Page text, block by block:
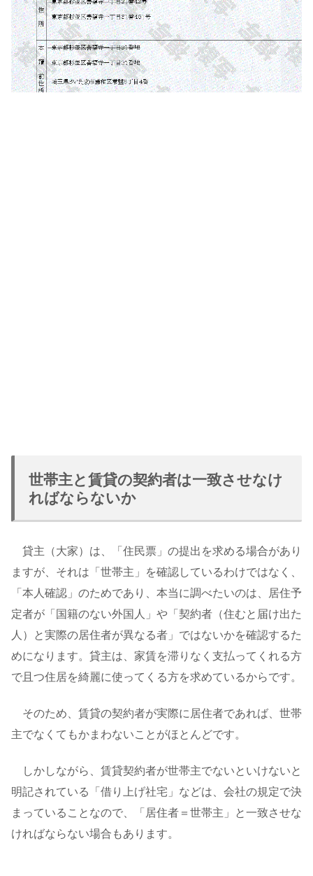
世帯主と賃貸の契約者は一致させなけ
ればならないか
貸主（大家）は、「住民票」の提出を求める場合があり
ますが、それは「世帯主」を確認しているわけではなく、
「本人確認」のためであり、本当に調べたいのは、居住予
定者が「国籍のない外国人」や「契約者（住むと届け出た
人）と実際の居住者が異なる者」ではないかを確認するた
めになります。貸主は、家賃を滞りなく支払ってくれる方
で且つ住居を綺麗に使ってくる方を求めているからです。
そのため、賃貸の契約者が実際に居住者であれば、世帯
主でなくてもかまわないことがほとんどです。
しかしながら、賃貸契約者が世帯主でないといけないと
明記されている「借り上げ社宅」などは、会社の規定で決
まっていることなので、「居住者＝世帯主」と一致させな
ければならない場合もあります。